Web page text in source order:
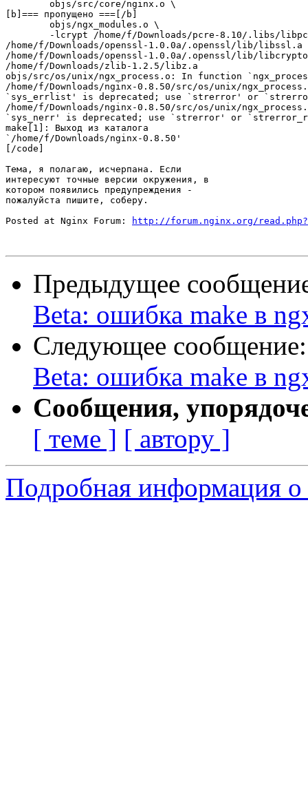
[b]=== пропущено ===[/b]
/home/f/Downloads/openssl-1.0.0a/.openssl/lib/libssl.a
/home/f/Downloads/openssl-1.0.0a/.openssl/lib/
/home/f/Downloads/zlib-1.2.5/libz.a
objs/src/os/unix/ngx_process.o: In function
/home/f/Downloads/nginx-0.8.50/src/os/unix/
`sys_errlist' is deprecated; use `strerror' or
/home/f/Downloads/nginx-0.8.50/src/os/unix/
`sys_nerr' is deprecated; use `strerror' or
make[1]: Выход из каталога
`/home/f/Downloads/nginx-0.8.50'
[/code]
Тема, я полагаю, исчерпана. Если
интересуют точные версии окружения, в
котором появились предупреждения -
пожалуйста пишите, соберу.
Posted at Nginx Forum:
http://forum.nginx.org/
Предыдущее
Beta: ошибка make в
Следующее
Beta: ошибка make в
Сообщения,
[ теме ] [ автору ]
Подробная информация